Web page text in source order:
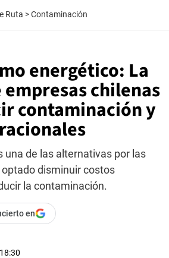
Ruta >Contaminación
energético: La
empresas chilenas
contaminación y
una de las alternativas por las
disminuir costos
la contaminación.
en